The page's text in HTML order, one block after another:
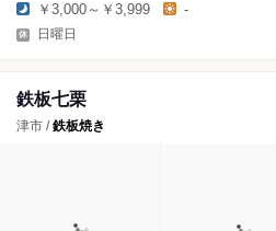
￥3,000～￥3,999 -
日曜日
鉄板七栗
津市 /鉄板焼き